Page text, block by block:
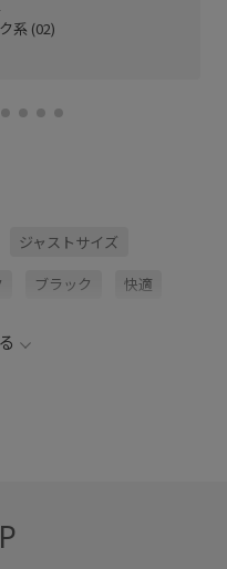
系 (02)
ジャストサイズ
ブラック 快適